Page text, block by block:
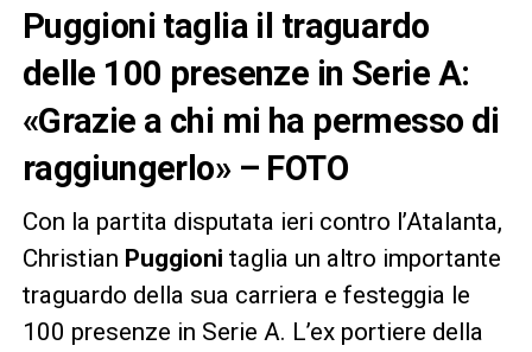
Puggioni taglia il traguardo
delle 100 presenze in Serie A:
«Grazie a chi mi ha permesso di
raggiungerlo» – FOTO
Con la partita disputata ieri contro l’Atalanta,
Christian Puggioni taglia un altro importante
traguardo della sua carriera e festeggia le
100 presenze in Serie A. L’ex portiere della